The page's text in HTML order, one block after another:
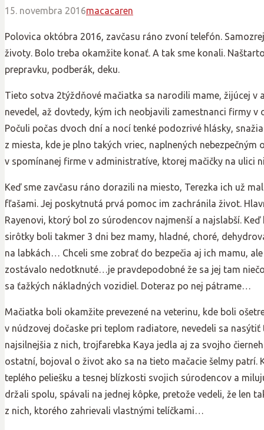
15. novembra 2016macacaren
Polovica októbra 2016, zavčasu ráno zvoní telefón.
životy. Bolo treba okamžite konať. A tak sme konali.
prepravku, podberák, deku.
Tieto sotva 2týždňové mačiatka sa narodili mame, žijúcej v
nevedel, až dovtedy, kým ich neobjavili zamestnanci firmy
Počuli počas dvoch dní a nocí tenké podozrivé hlásky,
z miesta, kde je plno takých vriec, naplnených
v spomínanej firme v administratíve, ktorej mačičky na ulici
Keď sme zavčasu ráno dorazili na miesto, Terezka ich už
fľašami. Jej poskytnutá prvá pomoc im zachránila život.
Rayenovi, ktorý bol zo súrodencov najmenší a najslabší.
sirôtky boli takmer 3 dni bez mamy, hladné, choré,
na labkách… Chceli sme zobrať do bezpečia aj ich mamu,
zostávalo nedotknuté…je pravdepodobné že sa jej tam
sa ťažkých nákladných vozidiel. Doteraz po nej pátrame…
Mačiatka boli okamžite prevezené na veterinu, kde boli
v núdzovej dočaske pri teplom radiatore, nevedeli sa
najsilnejšia z nich, trojfarebka Kaya jedla aj za svojho
ostatní, bojoval o život ako sa na tieto mačacie šelmy patrí.
teplého peliešku a tesnej blízkosti svojich súrodencov a
držali spolu, spávali na jednej kôpke, pretože vedeli, že len
z nich, ktorého zahrievali vlastnými telíčkami…